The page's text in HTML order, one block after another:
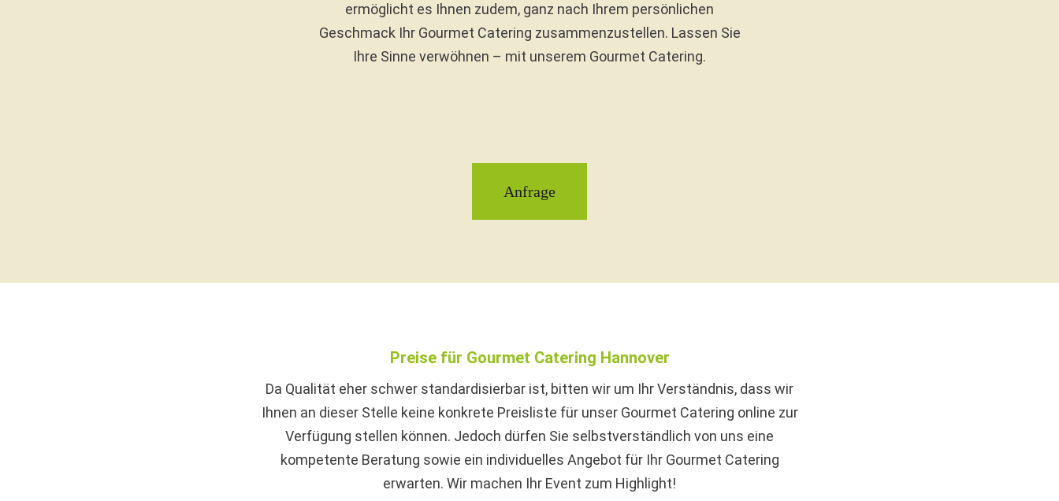
ermöglicht es Ihnen zudem, ganz nach Ihrem persönlichen
Geschmack Ihr Gourmet Catering zusammenzustellen. Lassen Sie
Ihre Sinne verwöhnen – mit unserem Gourmet Catering.
Anfrage
Preise für Gourmet Catering Hannover
Da Qualität eher schwer standardisierbar ist, bitten wir um Ihr Verständnis, dass wir
Ihnen an dieser Stelle keine konkrete Preisliste für unser Gourmet Catering online zur
Verfügung stellen können. Jedoch dürfen Sie selbstverständlich von uns eine
kompetente Beratung sowie ein individuelles Angebot für Ihr Gourmet Catering
erwarten. Wir machen Ihr Event zum Highlight!